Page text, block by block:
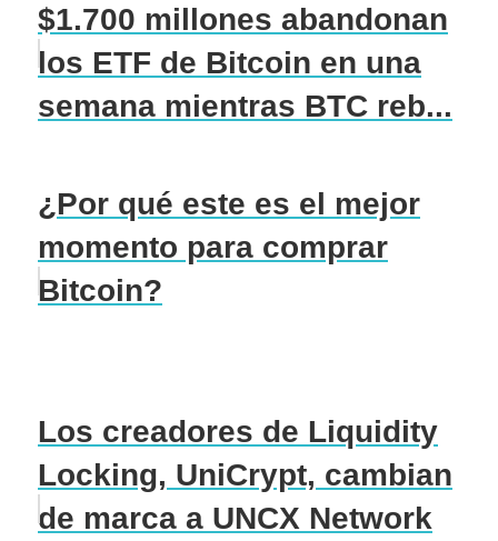
$1.700 millones abandonan
los ETF de Bitcoin en una
semana mientras BTC reb...
¿Por qué este es el mejor
momento para comprar
Bitcoin?
Los creadores de Liquidity
Locking, UniCrypt, cambian
de marca a UNCX Network